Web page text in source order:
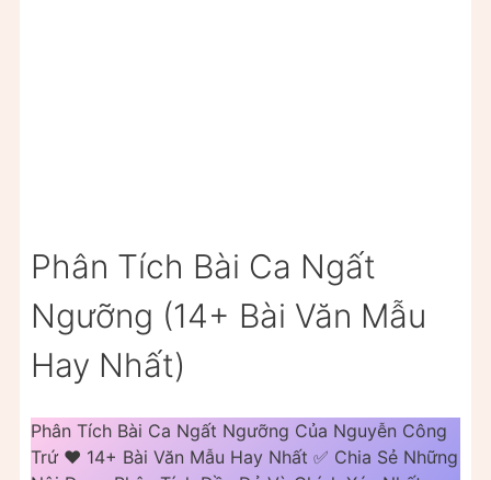
Phân Tích Bài Ca Ngất
Ngưỡng (14+ Bài Văn Mẫu
Hay Nhất)
Phân Tích Bài Ca Ngất Ngưỡng Của Nguyễn Công
Trứ ❤️️ 14+ Bài Văn Mẫu Hay Nhất ✅ Chia Sẻ Những